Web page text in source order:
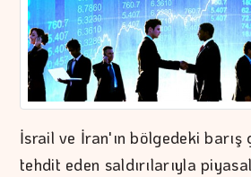
İsrail ve İran'ın bölgedeki barış
tehdit eden saldırılarıyla